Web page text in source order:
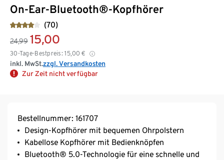
On-Ear-Bluetooth®-Kopfhörer
(70)
24,99 15,00
30-Tage-Bestpreis: 15,00 €
inkl. MwSt.zzgl. Versandkosten
Zur Zeit nicht verfügbar
Bestellnummer: 161707
Design-Kopfhörer mit bequemen Ohrpolstern
Kabellose Kopfhörer mit Bedienknöpfen
Bluetooth® 5.0-Technologie für eine schnelle und